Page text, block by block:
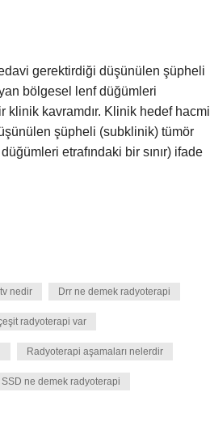
gerektirdiği düşünülen şüpheli
bölgesel lenf düğümleri
klinik kavramdır. Klinik hedef hacmi
şüpheli (subklinik) tümör
etrafındaki bir sınır) ifade
nedir Drr ne demek radyoterapi
radyoterapi var
Radyoterapi aşamaları nelerdir
SSD ne demek radyoterapi